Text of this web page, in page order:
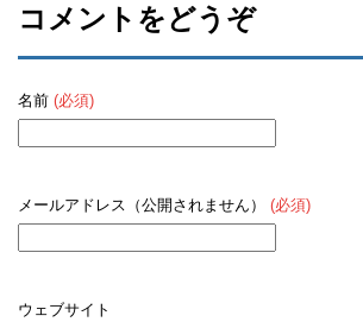
コメントをどうぞ
名前 (必須)
メールアドレス（公開されません） (必須)
ウェブサイト